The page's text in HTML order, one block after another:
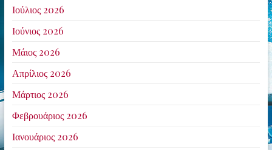
Ιούλιος 2026
Ιούνιος 2026
Μάιος 2026
Απρίλιος 2026
Μάρτιος 2026
Φεβρουάριος 2026
Ιανουάριος 2026